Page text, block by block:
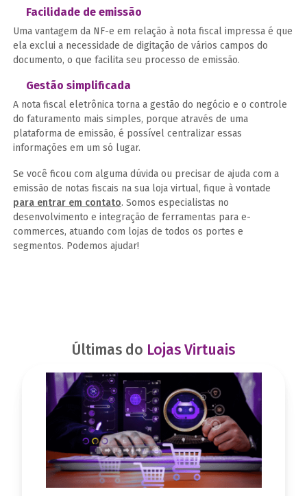
Facilidade de emissão
Uma vantagem da NF-e em relação à nota fiscal impressa é que
ela exclui a necessidade de digitação de vários campos do
documento, o que facilita seu processo de emissão.
Gestão simplificada
A nota fiscal eletrônica torna a gestão do negócio e o controle
do faturamento mais simples, porque através de uma
plataforma de emissão, é possível centralizar essas
informações em um só lugar.
Se você ficou com alguma dúvida ou precisar de ajuda com a
emissão de notas fiscais na sua loja virtual, fique à vontade
para entrar em contato. Somos especialistas no
desenvolvimento e integração de ferramentas para e-
commerces, atuando com lojas de todos os portes e
segmentos. Podemos ajudar!
Últimas do Lojas Virtuais